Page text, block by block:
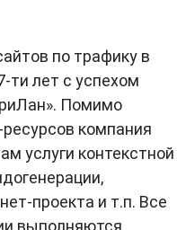
по трафику в
ти лет с успехом
Помимо
компания
услуги контекстной
проекта и т.п. Все
выполняются